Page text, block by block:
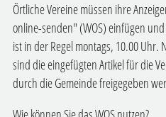
Örtliche Vereine müssen ihre
online-senden" (WOS) einfügen
ist in der Regel montags, 10.00 Uhr.
sind die eingefügten Artikel für die
durch die Gemeinde freigegeben